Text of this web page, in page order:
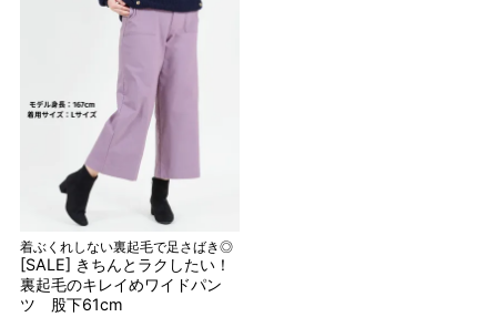
着ぶくれしない裏起毛で足さばき◎
[SALE] きちんとラクしたい！
裏起毛のキレイめワイドパン
ツ 股下61cm